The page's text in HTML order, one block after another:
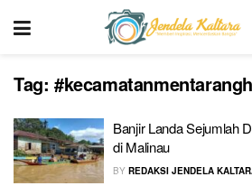
Tag:
Banjir Landa Sejumlah
di Malinau
BY REDAKSI JENDELA